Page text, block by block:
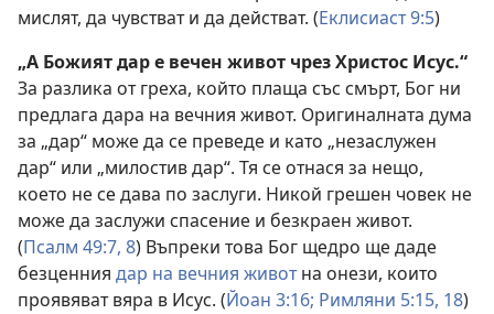
мислят, да чувстват и да действат. (Еклисиаст 9:5)
„А Божият дар е вечен живот чрез Христос Исус.“
За разлика от греха, който плаща със смърт, Бог ни
предлага дара на вечния живот. Оригиналната дума
за „дар“ може да се преведе и като „незаслужен
дар“ или „милостив дар“. Тя се отнася за нещо,
което не се дава по заслуги. Никой грешен човек не
може да заслужи спасение и безкраен живот.
(Псалм 49:7, 8) Въпреки това Бог щедро ще даде
безценния дар на вечния животна онези, които
проявяват вяра в Исус. (Йоан 3:16; Римляни 5:15, 18)